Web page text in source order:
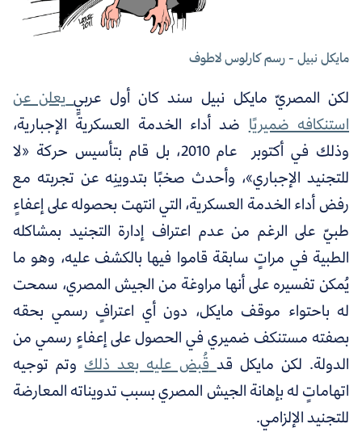
مايكل نبيل - رسم كارلوس ﻻطوف
لكن المصريّ مايكل نبيل سند كان أول عربيٍ يعلن عن
استنكافه ضميريًاضد أداء الخدمة العسكرية الإجبارية،
وذلك في أكتوبر عام 2010، بل قام بتأسيس حركة «لا
للتجنيد الإجباري»، وأحدث صخبًا بتدوينِه عن تجربته مع
رفض أداء الخدمة العسكرية، التي انتهت بحصوله على إعفاءٍ
طبيّ على الرغم من عدم اعتراف إدارة التجنيد بمشاكله
الطبية في مراتٍ سابقة قاموا فيها بالكشف عليه، وهو ما
يُمكن تفسيره على أنها مراوغة من الجيش المصري، سمحت
له باحتواء موقف مايكل، دون أي اعترافٍ رسمي بحقه
بصفته مستنكف ضميري في الحصول على إعفاءٍ رسمي من
الدولة. لكن مايكل قد قُبض عليه بعد ذلكوتم توجيه
اتهاماتٍ له بإهانة الجيش المصري بسبب تدويناته المعارضة
للتجنيد الإلزامي.